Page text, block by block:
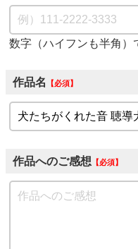
数字（ハイフンも半角）
作品名 必須
作品へのご感想 必須